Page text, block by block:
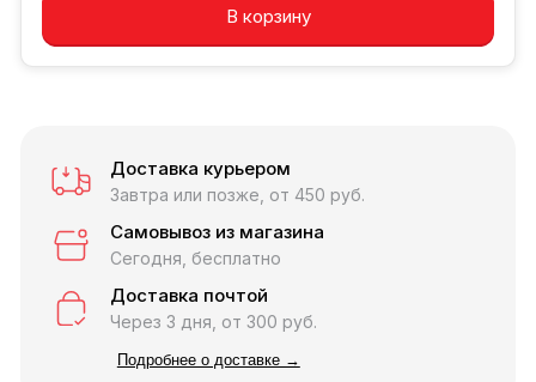
В корзину
Доставка курьером
Завтра или позже, от 450 руб.
Самовывоз из магазина
Сегодня, бесплатно
Доставка почтой
Через 3 дня, от 300 руб.
Подробнее о доставке →